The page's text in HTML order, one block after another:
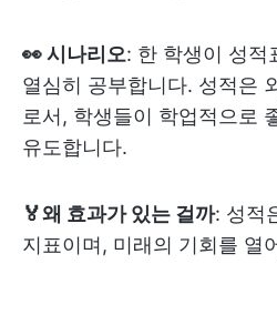
👀 시나리오: 한 학생이 성적
열심히 공부합니다. 성적은
로서, 학생들이 학업적으로
유도합니다.
🏅왜 효과가 있는 걸까: 성적
지표이며, 미래의 기회를 열